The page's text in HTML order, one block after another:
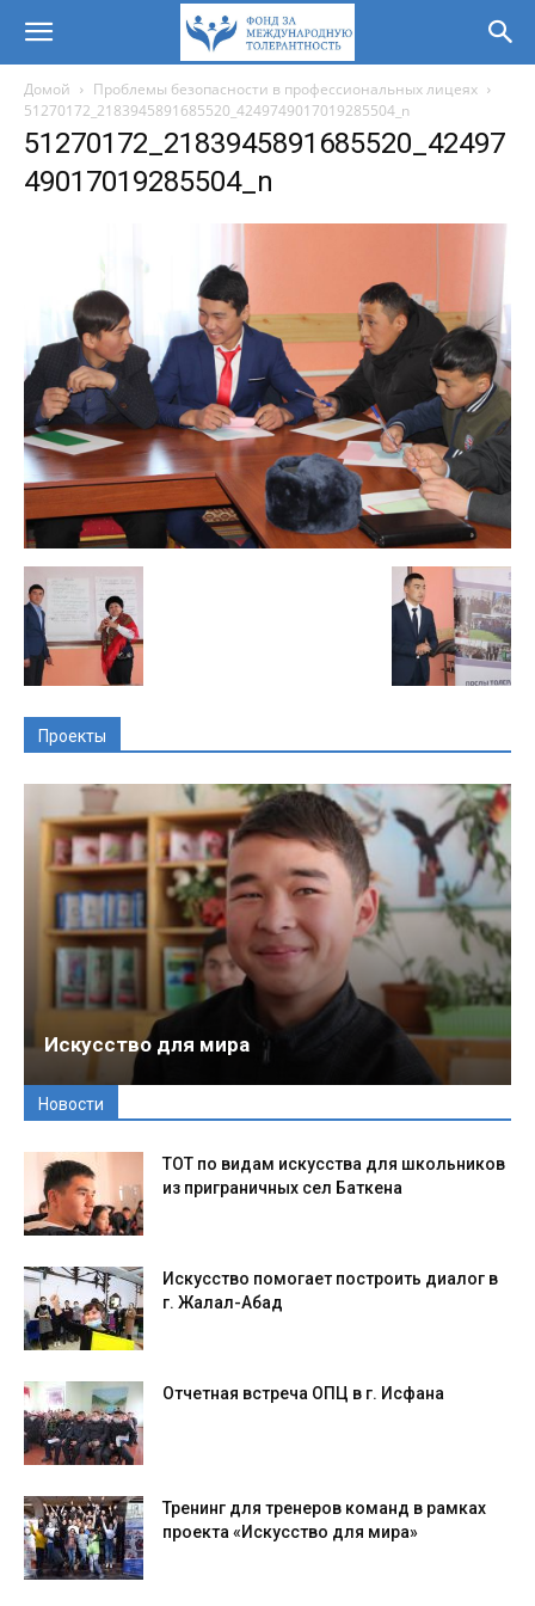
Домой
Проблемы безопасности в профессиональных лицеях
51270172_2183945891685520_4249749017019285504_n
51270172_2183945891685520_42497
49017019285504_n
Проекты
Искусство для мира
Новости
ТОТ по видам искусства для школьников
из приграничных сел Баткена
Искусство помогает построить диалог в
г. Жалал-Абад
Отчетная встреча ОПЦ в г. Исфана
Тренинг для тренеров команд в рамках
проекта «Искусство для мира»